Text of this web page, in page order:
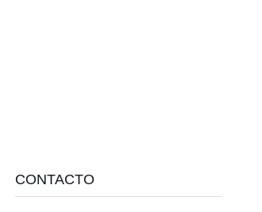
CONTACTO